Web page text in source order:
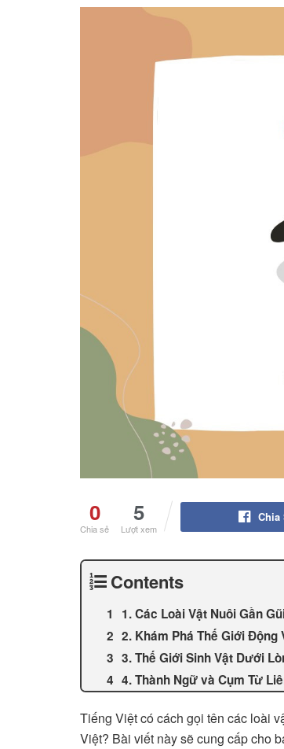
0
Chia sẻ
5
Lượt xem
Chia
Contents
1. Các Loài Vật Nuôi Gần
2. Khám Phá Thế Giới Động
3. Thế Giới Sinh Vật Dưới
4. Thành Ngữ và Cụm Từ
Tiếng Việt có cách gọi tên các loài
Việt? Bài viết này sẽ cung cấp cho